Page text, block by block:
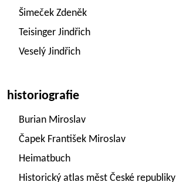
Šimeček Zdeněk
Teisinger Jindřich
Veselý Jindřich
historiografie
Burian Miroslav
Čapek František Miroslav
Heimatbuch
Historický atlas měst České republiky